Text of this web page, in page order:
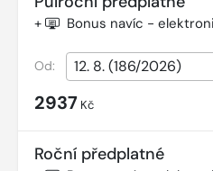
+ Bonus navíc -
Od:
2937 Kč
Roční předplatné